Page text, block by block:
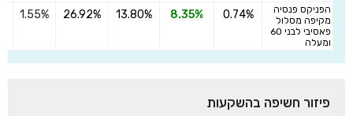
הפניקס פנסיה
מקיפה מסלול
פאסיבי לבני 60
ומעלה
0.74%
8.35%
13.80%
26.92%
1.55%
פיזור חשיפה בהשקעות